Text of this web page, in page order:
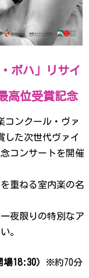
ボハ」リサイ
高位受賞記念
コンクール・ヴァ
した次世代ヴァイ
コンサートを開催
重ねる室内楽の名
夜限りの特別なア
。
18:30）
※約70分